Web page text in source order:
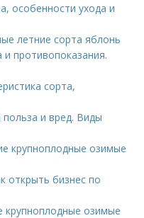
особенности ухода и
летние сорта яблонь
противопоказания.
сорта,
и вред. Виды
крупноплодные озимые
открыть бизнес по
крупноплодные озимые